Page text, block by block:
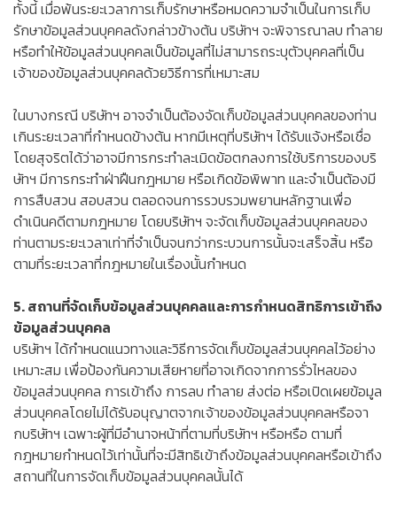
ทั้งนี้ เมื่อพ้นระยะเวลาการเก็บรักษาหรือหมดความจำเป็นในการเก็บ
รักษาข้อมูลส่วนบุคคลดังกล่าวข้างต้น บริษัทฯ จะพิจารณาลบ ทำลาย
หรือทำให้ข้อมูลส่วนบุคคลเป็นข้อมูลที่ไม่สามารถระบุตัวบุคคลที่เป็น
เจ้าของข้อมูลส่วนบุคคลด้วยวิธีการที่เหมาะสม
ในบางกรณี บริษัทฯ อาจจำเป็นต้องจัดเก็บข้อมูลส่วนบุคคลของท่าน
เกินระยะเวลาที่กำหนดข้างต้น หากมีเหตุที่บริษัทฯ ได้รับแจ้งหรือเชื่อ
โดยสุจริตได้ว่าอาจมีการกระทำละเมิดข้อตกลงการใช้บริการของบริ
ษัทฯ มีการกระทำฝ่าฝืนกฎหมาย หรือเกิดข้อพิพาท และจำเป็นต้องมี
การสืบสวน สอบสวน ตลอดจนการรวบรวมพยานหลักฐานเพื่อ
ดำเนินคดีตามกฎหมาย โดยบริษัทฯ จะจัดเก็บข้อมูลส่วนบุคคลของ
ท่านตามระยะเวลาเท่าที่จำเป็นจนกว่ากระบวนการนั้นจะเสร็จสิ้น หรือ
ตามที่ระยะเวลาที่กฎหมายในเรื่องนั้นกำหนด
5. สถานที่จัดเก็บข้อมูลส่วนบุคคลและการกำหนดสิทธิการเข้าถึง
ข้อมูลส่วนบุคคล
บริษัทฯ ได้กำหนดแนวทางและวิธีการจัดเก็บข้อมูลส่วนบุคคลไว้อย่าง
เหมาะสม เพื่อป้องกันความเสียหายที่อาจเกิดจากการรั่วไหลของ
ข้อมูลส่วนบุคคล การเข้าถึง การลบ ทำลาย ส่งต่อ หรือเปิดเผยข้อมูล
ส่วนบุคคลโดยไม่ได้รับอนุญาตจากเจ้าของข้อมูลส่วนบุคคลหรือจา
กบริษัทฯ เฉพาะผู้ที่มีอำนาจหน้าที่ตามที่บริษัทฯ หรือหรือ ตามที่
กฎหมายกำหนดไว้เท่านั้นที่จะมีสิทธิเข้าถึงข้อมูลส่วนบุคคลหรือเข้าถึง
สถานที่ในการจัดเก็บข้อมูลส่วนบุคคลนั้นได้